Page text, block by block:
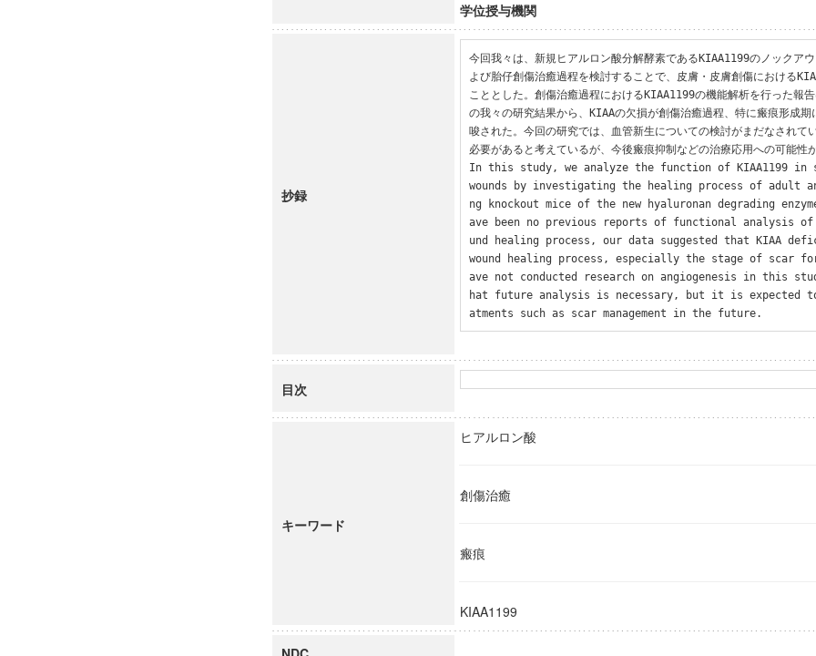
学位授与機関
抄録
今回我々は、新規ヒアルロン酸分解酵素であるKIAA1199のノックア
よび胎仔創傷治癒過程を検討することで、皮膚・皮膚創傷における
こととした。創傷治癒過程におけるKIAA1199の機能解析を行った報
の我々の研究結果から、KIAAの欠損が創傷治癒過程、特に瘢痕形成
唆された。今回の研究では、血管新生についての検討がまだなされて
必要があると考えているが、今後瘢痕抑制などの治療応用への可能性
In this study, we analyze the function of KIAA1199 in
wounds by investigating the healing process of adult
ng knockout mice of the new hyaluronan degrading
ave been no previous reports of functional analysis of
und healing process, our data suggested that KIAA
wound healing process, especially the stage of scar
ave not conducted research on angiogenesis in this
hat future analysis is necessary, but it is expected
atments such as scar management in the future.
目次
キーワード
ヒアルロン酸
創傷治癒
瘢痕
KIAA1199